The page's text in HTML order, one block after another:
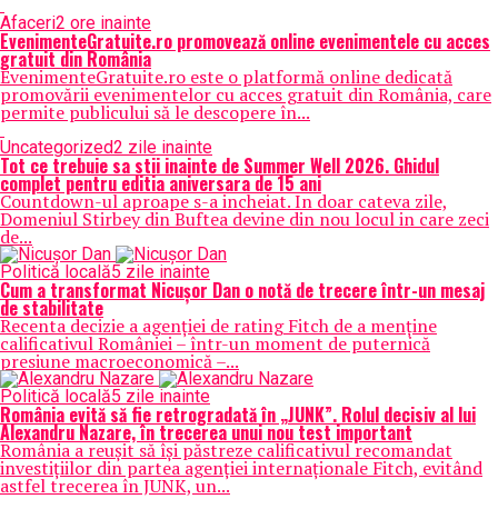
Afaceri2 ore inainte
EvenimenteGratuite.ro promovează online evenimentele cu acces
gratuit din România
EvenimenteGratuite.ro este o platformă online dedicată
promovării evenimentelor cu acces gratuit din România, care
permite publicului să le descopere în...
Uncategorized2 zile inainte
Tot ce trebuie sa stii inainte de Summer Well 2026. Ghidul
complet pentru editia aniversara de 15 ani
Countdown-ul aproape s-a incheiat. In doar cateva zile,
Domeniul Stirbey din Buftea devine din nou locul in care zeci
de...
Politică locală5 zile inainte
Cum a transformat Nicușor Dan o notă de trecere într-un mesaj
de stabilitate
Recenta decizie a agenției de rating Fitch de a menține
calificativul României – într-un moment de puternică
presiune macroeconomică –...
Politică locală5 zile inainte
România evită să fie retrogradată în „JUNK”. Rolul decisiv al lui
Alexandru Nazare, în trecerea unui nou test important
România a reușit să își păstreze calificativul recomandat
investițiilor din partea agenției internaționale Fitch, evitând
astfel trecerea în JUNK, un...